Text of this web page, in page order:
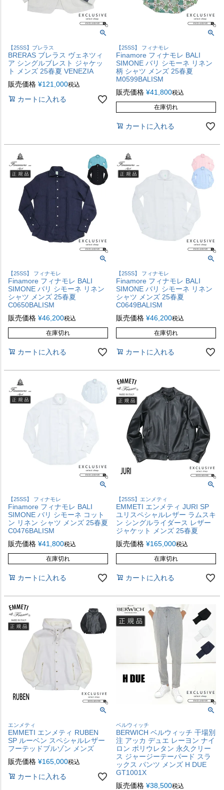
【25SS】ブレラス
BRERAS ブレラス ヴェネツィ
ア シングルブレスト ジャケッ
ト メンズ 25春夏 VENEZIA
販売価格 ¥121,000税込
カートに入れる
【25SS】 フィナモレ
Finamore フィナモレ BALI
SIMONE バリ シモーネ リネン
柄 シャツ メンズ 25春夏
M0599BALISM
販売価格 ¥41,800税込
在庫切れ
カートに入れる
【25SS】 フィナモレ
Finamore フィナモレ BALI
SIMONE バリ シモーネ リネン
シャツ メンズ 25春夏
C0650BALISM
販売価格 ¥46,200税込
在庫切れ
カートに入れる
【25SS】 フィナモレ
Finamore フィナモレ BALI
SIMONE バリ シモーネ リネン
シャツ メンズ 25春夏
C0649BALISM
販売価格 ¥46,200税込
在庫切れ
カートに入れる
【25SS】 フィナモレ
Finamore フィナモレ BALI
SIMONE バリ シモーネ コット
ン リネン シャツ メンズ 25春夏
C0476BALISM
販売価格 ¥41,800税込
在庫切れ
カートに入れる
【25SS】エンメティ
EMMETI エンメティ JURI SP
ユリスペシャルレザー ラムスキ
ン シングルライダース レザー
ジャケット メンズ 25春夏
販売価格 ¥165,000税込
在庫切れ
カートに入れる
エンメティ
EMMETI エンメティ RUBEN
SP ルーベン スペシャルレザー
フーテッドブルゾン メンズ
販売価格 ¥165,000税込
カートに入れる
ベルウィッチ
BERWICH ベルウィッチ 干場別
注 アッカ デュエ レーヨン ナイ
ロン ポリウレタン 永久クリー
ス ジャージーテーパード スラ
ックス パンツ メンズ H DUE
GT1001X
販売価格 ¥38,500税込